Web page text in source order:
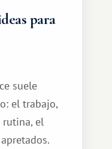
para
suele
el trabajo,
rutina, el